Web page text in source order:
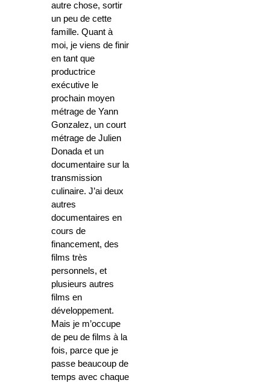
autre chose, sortir
un peu de cette
famille. Quant à
moi, je viens de finir
en tant que
productrice
exécutive le
prochain moyen
métrage de Yann
Gonzalez, un court
métrage de Julien
Donada et un
documentaire sur la
transmission
culinaire. J’ai deux
autres
documentaires en
cours de
financement, des
films très
personnels, et
plusieurs autres
films en
développement.
Mais je m’occupe
de peu de films à la
fois, parce que je
passe beaucoup de
temps avec chaque